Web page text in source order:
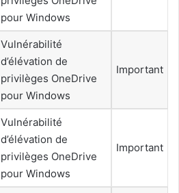
pour Windows
Vulnérabilité
d’élévation de
privilèges OneDrive
pour Windows
Important
Vulnérabilité
d’élévation de
privilèges OneDrive
pour Windows
Important